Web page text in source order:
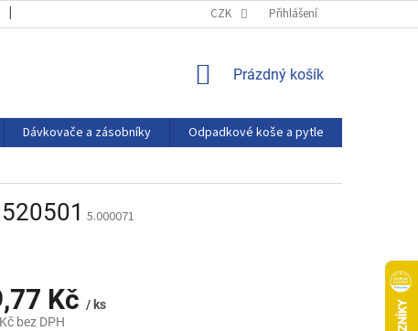
PODMÍNKY OCHRANY OSOBNÍCH ÚDAJŮ
CZK Přihlášení
NÁKUPNÍ
Prázdný košík
Dávkovače a zásobníky Odpadkové koše a pytle
5.000071
Kč / ks
bez DPH